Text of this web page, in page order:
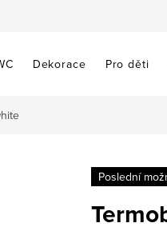
Dekorace Pro děti
Poslední